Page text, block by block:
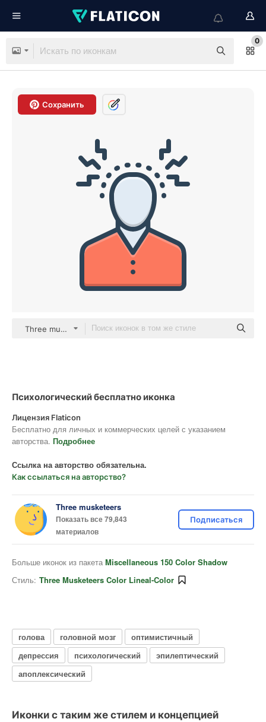
0
Сохранить
Three musketeers color lineal-color
Психологический бесплатно иконка
Лицензия Flaticon
Бесплатно для личных и коммерческих целей с указанием
авторства. Подробнее
Ссылка на авторство обязательна.
Как ссылаться на авторство?
Three musketeers
Показать все 79,843
материалов
Подписаться
Больше иконок из пакета Miscellaneous 150 Color Shadow
Стиль: Three Musketeers Color Lineal-Color
голова головной мозг
оптимистичный
депрессия
психологический
эпилептический
апоплексический
Иконки с таким же стилем и концепцией